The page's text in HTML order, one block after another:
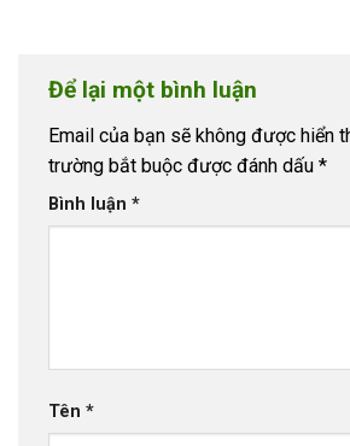
Để lại một bình luận
Email của bạn sẽ không được hiển
trường bắt buộc được đánh dấu *
Bình luận *
Tên *